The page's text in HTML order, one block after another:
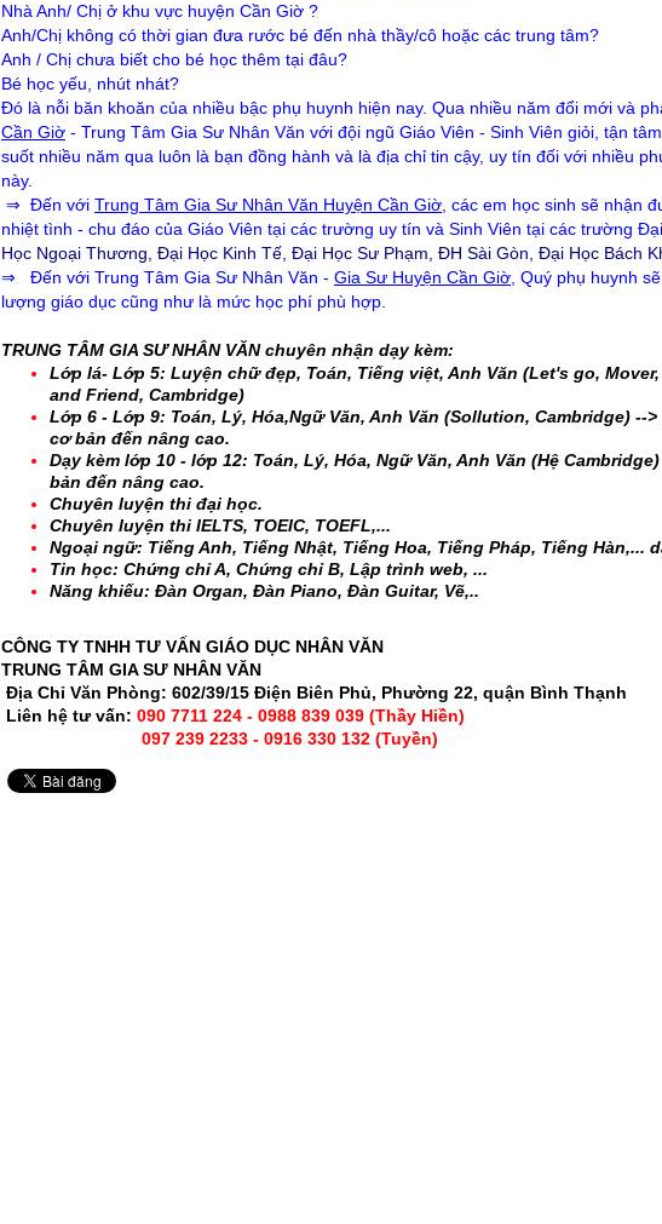
Nhà Anh/ Chị ở khu vực huyện Cần Giờ ?
Anh/Chị không có thời gian đưa rước bé đến nhà thầy/cô hoặc các trung tâm?
Anh / Chị chưa biết cho bé học thêm tại đâu?
Bé học yếu, nhút nhát?
Đó là nỗi băn khoăn của nhiều bậc phụ huynh hiện nay. Qua nhiều năm đổi mới và
Cần Giờ - Trung Tâm Gia Sư Nhân Văn với đội ngũ Giáo Viên - Sinh Viên giỏi, tận
suốt nhiều năm qua luôn là bạn đồng hành và là địa chỉ tin cậy, uy tín đối với nhiều
này.
⇒ Đến với Trung Tâm Gia Sư Nhân Văn Huyện Cần Giờ, các em học sinh sẽ nhận
nhiệt tình - chu đáo của Giáo Viên tại các trường uy tín và Sinh Viên tại các trường
Học Ngoại Thương, Đại Học Kinh Tế, Đại Học Sư Phạm, ĐH Sài Gòn, Đại Học Bách
⇒ Đến với Trung Tâm Gia Sư Nhân Văn - Gia Sư Huyện Cần Giờ, Quý phụ huynh
lượng giáo dục cũng như là mức học phí phù hợp.
TRUNG TÂM GIA SƯ NHÂN VĂN chuyên nhận dạy kèm:
Lớp lá- Lớp 5: Luyện chữ đẹp, Toán, Tiếng việt, Anh Văn (Let's go, Mover,
and Friend, Cambridge)
Lớp 6 - Lớp 9: Toán, Lý, Hóa,Ngữ Văn, Anh Văn (Sollution, Cambridge) --
cơ bản đến nâng cao.
Dạy kèm lớp 10 - lớp 12: Toán, Lý, Hóa, Ngữ Văn, Anh Văn (Hệ
bản đến nâng cao.
Chuyên luyện thi đại học.
Chuyên luyện thi IELTS, TOEIC, TOEFL,...
Ngoại ngữ: Tiếng Anh, Tiếng Nhật, Tiếng Hoa, Tiếng Pháp, Tiếng Hàn,...
Tin học: Chứng chỉ A, Chứng chỉ B, Lập trình web, ...
Năng khiếu: Đàn Organ, Đàn Piano, Đàn Guitar, Vẽ,..
CÔNG TY TNHH TƯ VẤN GIÁO DỤC NHÂN VĂN
TRUNG TÂM GIA SƯ NHÂN VĂN
Địa Chỉ Văn Phòng: 602/39/15 Điện Biên Phủ, Phường 22, quận Bình Thạnh
Liên hệ tư vấn: 090 7711 224 - 0988 839 039 (Thầy Hiền)
097 239 2233 - 0916 330 132 (Tuyền)